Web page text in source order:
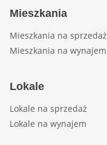
Mieszkania
Mieszkania na sprzedaż
Mieszkania na wynajem
Lokale
Lokale na sprzedaż
Lokale na wynajem